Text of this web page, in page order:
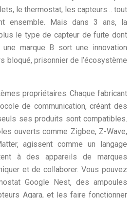
le thermostat, les capteurs… tout
ensemble. Mais dans 3 ans, la
le type de capteur de fuite dont
marque B sort une innovation
bloqué, prisonnier de l’écosystème
propriétaires. Chaque fabricant
de communication, créant des
ses produits sont compatibles.
ouverts comme Zigbee, Z-Wave,
agissent comme un langage
à des appareils de marques
et de collaborer. Vous pouvez
Google Nest, des ampoules
Aqara, et les faire fonctionner